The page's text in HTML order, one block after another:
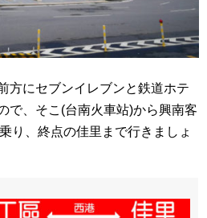
方にセブンイレブンと鉄道ホテ
で、そこ(台南火車站)から興南客
り、終点の佳里まで行きましょ